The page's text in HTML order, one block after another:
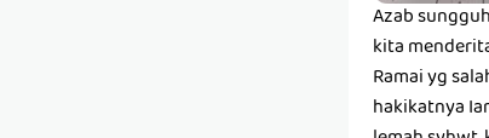
Azab
kita
Ramai yg
hakikatnya